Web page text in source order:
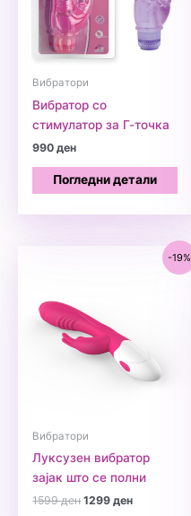
Вибратори
Вибратор со
стимулатор за Г-точка
990ден
Погледни детали
-19%
Вибратори
Луксузен вибратор
зајак што се полни
1599денOriginal
1299денCurrent